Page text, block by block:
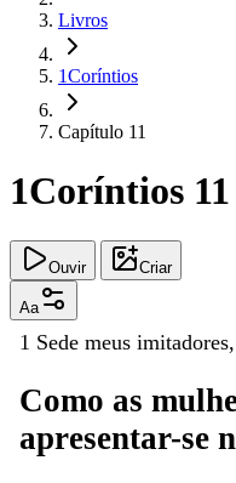
Livros
1Coríntios
Capítulo 11
1Coríntios 11
Ouvir Criar
Aa
1 Sede meus imitadores,
Como as
apresentar-se